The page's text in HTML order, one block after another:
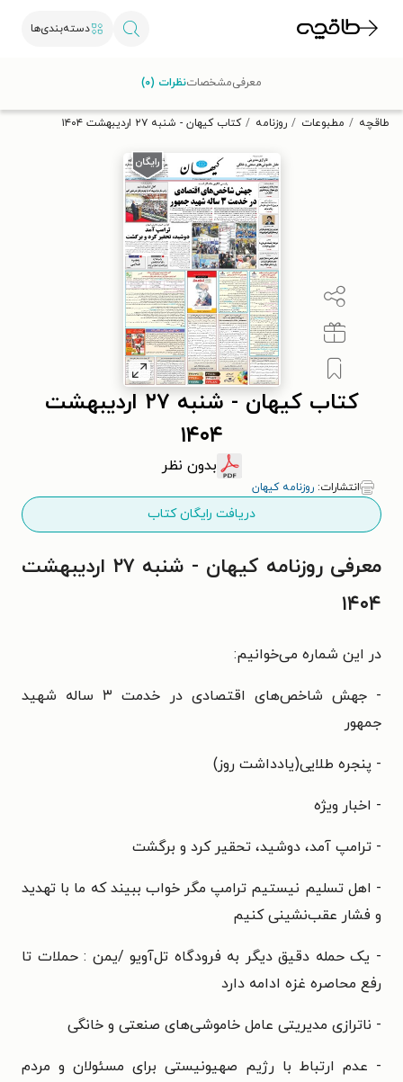
دسته‌بندی‌ها
تخفیف از طاقچه دریافت کن.
طاقچه مطبوعات روزنامه کتاب کیهان - شنبه ۲۷ ارديبهشت ۱۴۰۴
کتاب کیهان - شنبه ۲۷ ارديبهشت
۱۴۰۴
بدون نظر
انتشارات: روزنامه کیهان
دریافت رایگان کتاب
معرفیمشخصاتنظرات (۰)
معرفی روزنامه کیهان - شنبه ۲۷ ارديبهشت
۱۴۰۴
در این شماره می‌خوانیم:
- جهش شاخص‌های اقتصادی در خدمت ۳ ساله شهید
جمهور
- پنجره طلایی(یادداشت روز)
- اخبار ویژه
- ترامپ آمد، دوشید، تحقیر کرد و برگشت
- اهل تسلیم نیستیم ترامپ مگر خواب ببیند که ما با تهدید
و فشار عقب‌نشینی کنیم
- یک حمله دقیق دیگر به فرودگاه تل‌آویو /یمن : حملات تا
رفع محاصره غزه ادامه دارد
- ناترازی مدیریتی عامل خاموشی‌های صنعتی و خانگی
- عدم ارتباط با رژیم صهیونیستی برای مسئولان و مردم